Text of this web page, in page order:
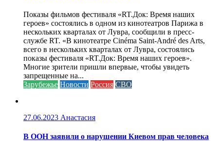
Показы фильмов фестиваля «RT.Док: Время наших
героев» состоялись в одном из кинотеатров Парижа в
нескольких кварталах от Лувра, сообщили в пресс-
службе RT. «В кинотеатре Cinéma Saint-André des Arts,
всего в нескольких кварталах от Лувра, состоялись
показы фестиваля «RT.Док: Время наших героев».
Многие зрители пришли впервые, чтобы увидеть
запрещенные на...
Зарубежье Новости Россия СВО
27.06.2023 Анастасия
В ООН заявили о нарушении Киевом прав человека